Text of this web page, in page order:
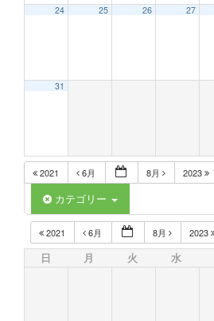
24 25 26 27
31
2021 6月 8月 2023
カテゴリー
2021 6月 8月 2023
日 月 火 水